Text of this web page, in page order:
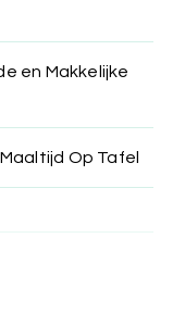
en Makkelijke
Op Tafel